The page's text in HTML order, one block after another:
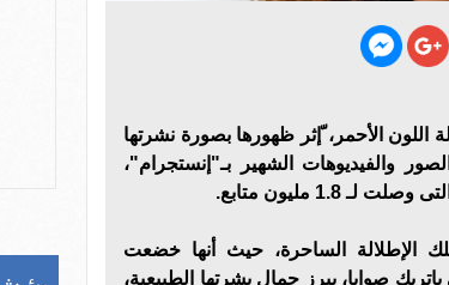
اللون الأحمر، ّإثر ظهورها بصورة نشرتها
والفيديوهات الشهير بـ"إنستجرام"،
مليون متابع.
الإطلالة الساحرة، حيث أنها خضعت
صوايا، يبرز جمال بشرتها الطبيعية،